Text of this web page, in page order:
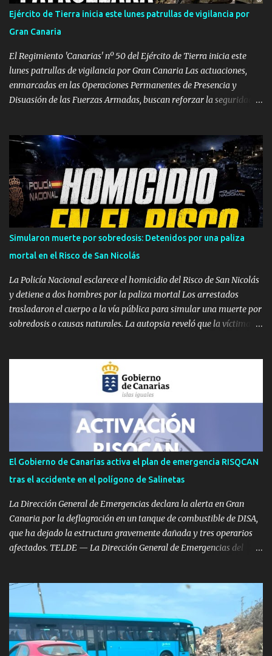
Canaria: Mantiene el aviso naranja con máximas de 39 ºC ,
pudiendo rebasar de nuevo los 40 ºC en Tejeda y medianías.
Viento moderado con rachas de 70 km/h. La Palma: Sube el nivel a
aviso naranja. Temperaturas de 37 ºC en cu...
Ejército de Tierra inicia este lunes patrullas de vigilancia por
Gran Canaria
El Regimiento 'Canarias' nº 50 del Ejército de Tierra inicia este
lunes patrullas de vigilancia por Gran Canaria Las actuaciones,
enmarcadas en las Operaciones Permanentes de Presencia y
Disuasión de las Fuerzas Armadas, buscan reforzar la seguridad
Infantería 'Canarias' nº 50 , perteneciente a la Brigada 'Canarias'
XVI (BRICAN XVI), han comenzado este lunes, 3 de agosto, un
despliegue operativo en la isla de Gran Canaria. Las labores de
vigilancia se llevarán a cabo mediante patrullas tanto a pie como
en vehículos. Según ha informado el Mando de Canarias en un
comunicado oficial, estas maniobras tienen como meta principal
reforzar la vigilancia territorial, ejercer un efecto disuasorio y
garantizar la seguridad en los espacios terrestres bajo soberanía
nacional dentro de la isla. Operaciones Permanentes en tiempo de
paz Estas ac...
Simularon muerte por sobredosis: Detenidos por una paliza
mortal en el Risco de San Nicolás
La Policía Nacional esclarece el homicidio del Risco de San Nicolás
y detiene a dos hombres por la paliza mortal Los arrestados
trasladaron el cuerpo a la vía pública para simular una muerte por
sobredosis o causas naturales. La autopsia reveló que la víctima
DE GRAN CANARIA — Agentes de la Policía Nacional, adscritos al
Grupo de Homicidios de la Brigada Provincial de Policía Judicial de
Las Palmas, han resuelto el homicidio de un hombre ocurrido el
pasado mes de febrero en el barrio del Risco de San Nicolás, en la
capital grancanaria. La denominada 'Operación Risco' se ha
saldado con la detención de dos varones como presuntos autores
del crimen. Los hechos se remontan al pasado 14 de febrero de
2026, cuando el cuerpo sin vida de la víctima, un varón con
problemas de drogodependencia, fue hallado tirado en la vía
pública. En una primera inspecci...
El Gobierno de Canarias activa el plan de emergencia RISQCAN
tras el accidente en el polígono de Salinetas
La Dirección General de Emergencias declara la alerta en Gran
Canaria por la deflagración en un tanque de combustible de DISA,
que ha dejado la estructura gravemente dañada y tres operarios
afectados. TELDE — La Dirección General de Emergencias del
riesgo de accidentes graves en los que intervengan sustancias
peligrosas (RISQCAN). La medida se ha tomado tras la grave
deflagración registrada este miércoles en el Polígono Industrial de
Salinetas, en el municipio de Telde. La activación del plan responde
a la necesidad de coordinar el seguimiento del incidente y